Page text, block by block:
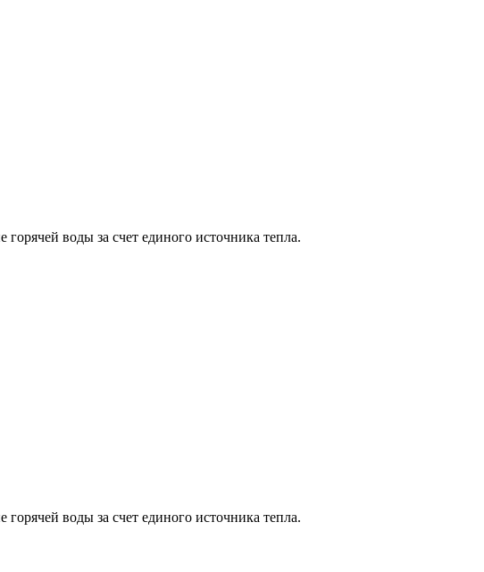
воды за счет единого источника тепла.
воды за счет единого источника тепла.